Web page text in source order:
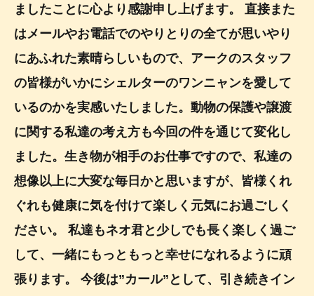
ましたことに心より感謝申し上げます。 直接また
はメールやお電話でのやりとりの全てが思いやり
にあふれた素晴らしいもので、アークのスタッフ
の皆様がいかにシェルターのワンニャンを愛して
いるのかを実感いたしました。動物の保護や譲渡
に関する私達の考え方も今回の件を通じて変化し
ました。生き物が相手のお仕事ですので、私達の
想像以上に大変な毎日かと思いますが、皆様くれ
ぐれも健康に気を付けて楽しく元気にお過ごしく
ださい。 私達もネオ君と少しでも長く楽しく過ご
して、一緒にもっともっと幸せになれるように頑
張ります。 今後は”カール”として、引き続きイン